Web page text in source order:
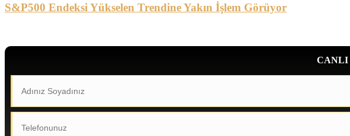
S&P500 Endeksi Yükselen Trendine Yakın İşlem Görüyor
CANLI